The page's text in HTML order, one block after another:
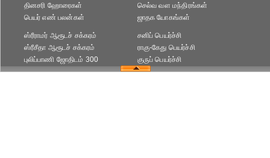
தினசரி ஹோரைகள்
பெயர் எண் பலன்கள்
செல்வ வள மந்திரங்கள்
ஜாதக யோகங்கள்
ஸ்ரீராமர் ஆரூடச் சக்கரம்
ஸ்ரீசீதா ஆரூடச் சக்கரம்
புலிப்பாணி ஜோதிடம் 300
சனிப் பெயர்ச்சி
ராகு-கேது பெயர்ச்சி
குருப் பெயர்ச்சி